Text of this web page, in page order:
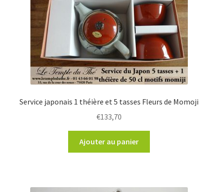
Service japonais 1 théière et 5 tasses Fleurs de Momoji
€133,70
Ajouter au panier